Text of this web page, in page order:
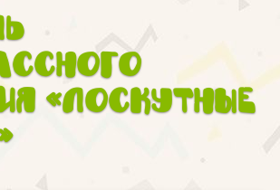
«Лоскутные